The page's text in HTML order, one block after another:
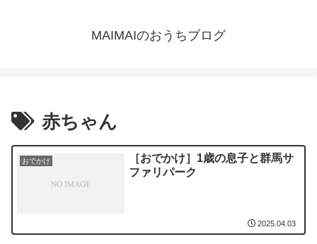
MAIMAIのおうちブログ
赤ちゃん
おでかけ
［おでかけ］1歳の息子と群馬サ
ファリパーク
2025.04.03